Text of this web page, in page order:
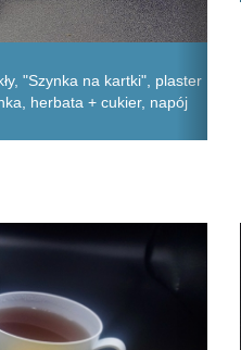
"Szynka na kartki", plaster
herbata + cukier, napój